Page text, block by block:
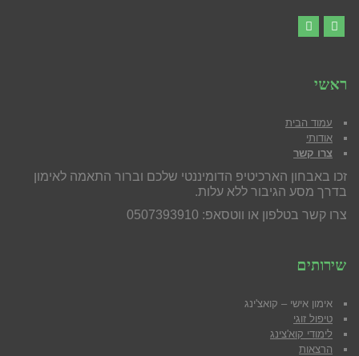
ראשי
עמוד הבית
אודותי
צרו קשר
זכו באבחון הארכיטיפ הדומיננטי שלכם וברור התאמה לאימון
בדרך מסע הגיבור ללא עלות.
צרו קשר בטלפון או ווטסאפ: 0507393910
שירותים
אימון אישי – קואצ'ינג
טיפול זוגי
לימודי קוא'צינג
הרצאות